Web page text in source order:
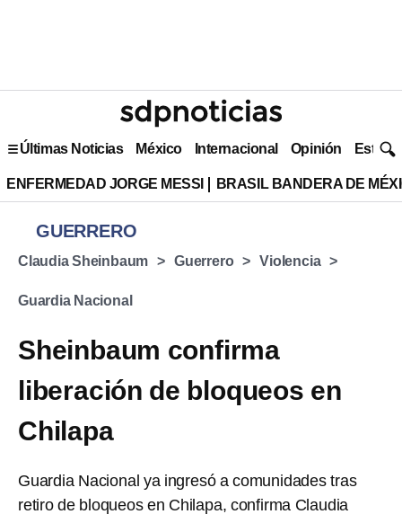
Últimas Noticias México Internacional Opinión Estilo
ENFERMEDAD JORGE MESSI BRASIL BANDERA DE
GUERRERO
Claudia Sheinbaum Guerrero Violencia
Guardia Nacional
Sheinbaum confirma
liberación de bloqueos en
Chilapa
Guardia Nacional ya ingresó a comunidades tras
retiro de bloqueos en Chilapa, confirma Claudia